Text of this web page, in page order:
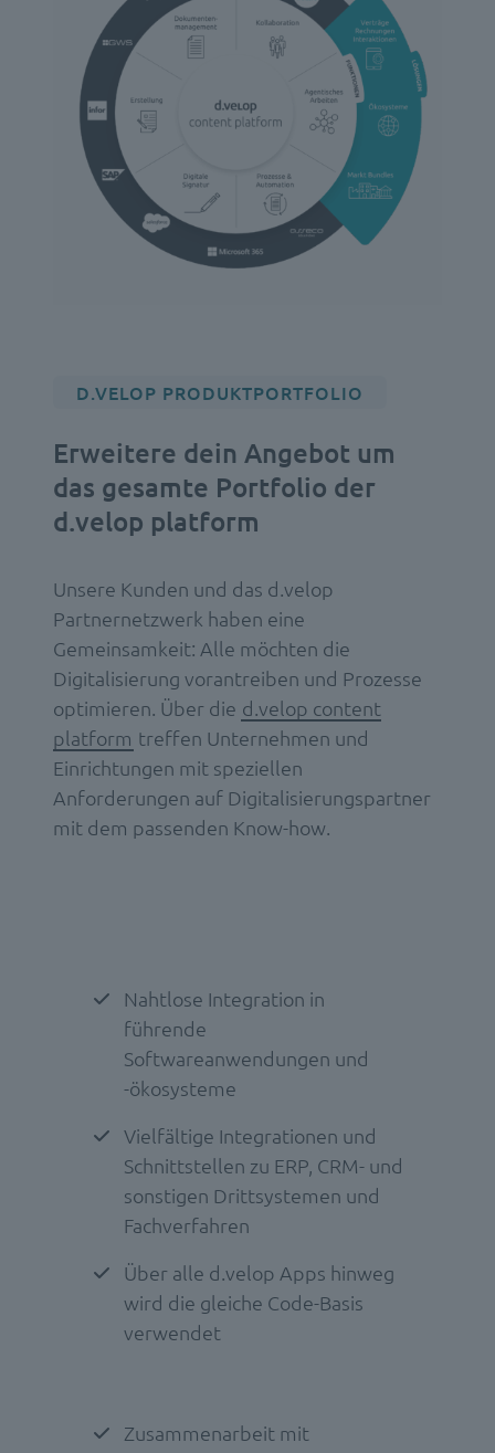
D.VELOP PRODUKTPORTFOLIO
Erweitere dein Angebot um
das gesamte Portfolio der
d.velop platform
Unsere Kunden und das d.velop
Partnernetzwerk haben eine
Gemeinsamkeit: Alle möchten die
Digitalisierung vorantreiben und Prozesse
optimieren. Über die d.velop content
platform treffen Unternehmen und
Einrichtungen mit speziellen
Anforderungen auf Digitalisierungspartner
mit dem passenden Know-how.
Nahtlose Integration in
führende
Softwareanwendungen und
-ökosysteme
Vielfältige Integrationen und
Schnittstellen zu ERP, CRM- und
sonstigen Drittsystemen und
Fachverfahren
Über alle d.velop Apps hinweg
wird die gleiche Code-Basis
verwendet
Zusammenarbeit mit